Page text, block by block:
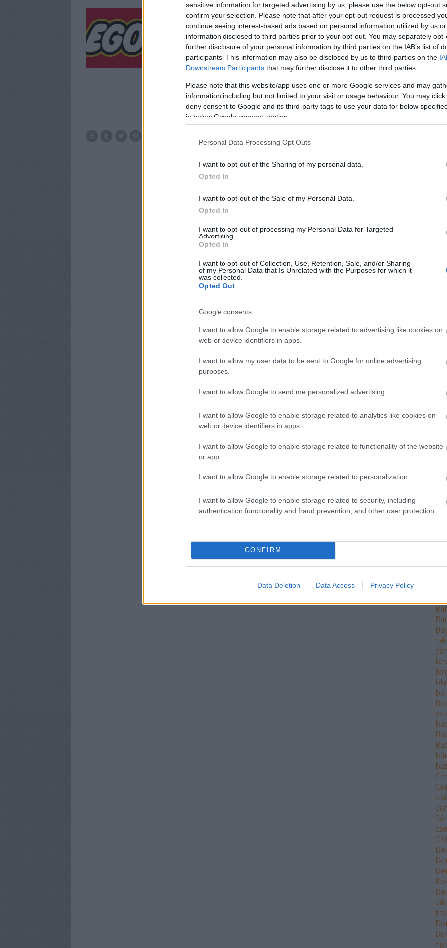
sensitive information for targeted advertising by us, please use the below opt-out
confirm your selection. Please note that after your opt-out request is processed
continue seeing interest-based ads based on personal information utilized by us
information disclosed to third parties prior to your opt-out. You may separately
further disclosure of your personal information by third parties on the IAB’s list of
participants. This information may also be disclosed by us to third parties on the
Downstream Participants that may further disclose it to other third parties.
Please note that this website/app uses one or more Google services and may
information including but not limited to your visit or usage behaviour. You may
deny consent to Google and its third-party tags to use your data for below
in below Google consent section.
Personal Data Processing Opt Outs
I want to opt-out of the Sharing of my personal data.
Opted In
I want to opt-out of the Sale of my Personal Data.
Opted In
I want to opt-out of processing my Personal Data for Targeted
Advertising.
Opted In
I want to opt-out of Collection, Use, Retention, Sale, and/or Sharing
of my Personal Data that Is Unrelated with the Purposes for which it
was collected.
Opted Out
Google consents
I want to allow Google to enable storage related to advertising like cookies on
web or device identifiers in apps.
I want to allow my user data to be sent to Google for online advertising
purposes.
I want to allow Google to send me personalized advertising.
I want to allow Google to enable storage related to analytics like cookies on
web or device identifiers in apps.
I want to allow Google to enable storage related to functionality of the website
or app.
I want to allow Google to enable storage related to personalization.
I want to allow Google to enable storage related to security, including
authentication functionality and fraud prevention, and other user protection.
CONFIRM
Data Deletion Data Access Privacy Policy
Nagy politikai innovációnak próbálták beállítani a baloldalon az
előválasztást. A felvetés akár működhetett is volna, de ez az intézmény
nálunk ismeretlen, politikai kultúránkban pedig nem is fog
meghonosodni. Ha jól emlékezem, akkor Horn Gábor illetve az ő általa
gründolt Republikon Intézet…
TOVÁBB
pm együtt mi baloldal előválasztás
az
(
bér
vs
civil